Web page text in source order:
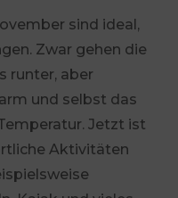
sind ideal,
Zwar gehen die
runter, aber
und selbst das
Jetzt ist
Aktivitäten